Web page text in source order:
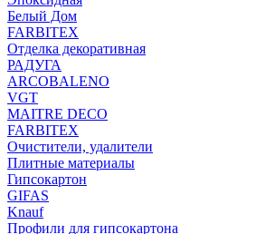
Белый Дом
FARBITEX
Отделка декоративная
РАДУГА
ARCOBALENO
VGT
MAITRE DECO
FARBITEX
Очистители, удалители
Плитные материалы
Гипсокартон
GIFAS
Knauf
Профили для гипсокартона